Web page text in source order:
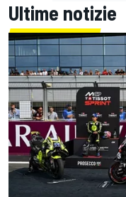
Ultime notizie